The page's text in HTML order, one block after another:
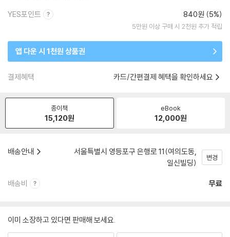
YES포인트 840원 (5%)
5만원 이상 구매 시 2천원 추가 적립
앱 다운 시 1천원 상품권
결제혜택 카드/간편결제 혜택을 확인하세요
종이책
15,120원
eBook
12,000원
배송안내
서울특별시 영등포구 은행로 11(여의도동,
일신빌딩)
변경
배송비 무료
이미 소장하고 있다면 판매해 보세요.